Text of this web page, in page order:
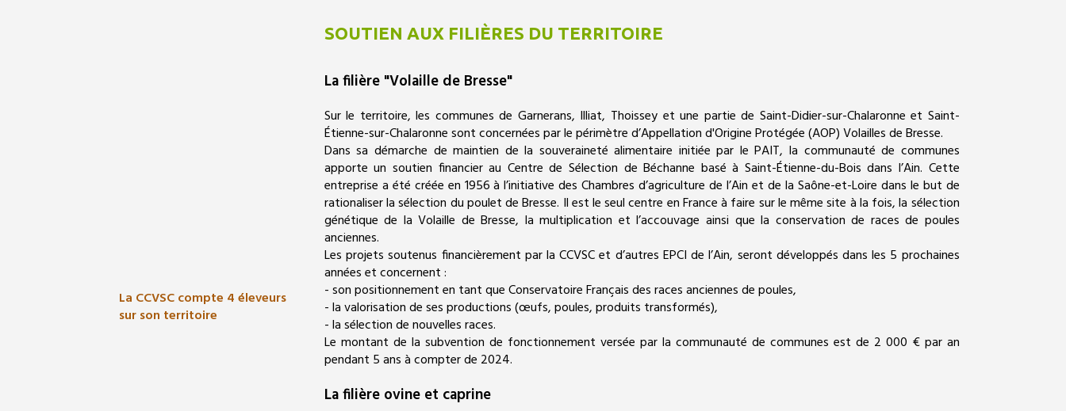
La CCVSC compte 4 éleveurs
sur son territoire
SOUTIEN AUX FILIÈRES DU TERRITOIRE
La filière "Volaille de Bresse"
Sur le territoire, les communes de Garnerans, Illiat, Thoissey et une partie de Saint-Didier-sur-Chalaronne et Saint-
Étienne-sur-Chalaronne sont concernées par le périmètre d’Appellation d'Origine Protégée (AOP) Volailles de Bresse.
Dans sa démarche de maintien de la souveraineté alimentaire initiée par le PAIT, la communauté de communes
apporte un soutien financier au Centre de Sélection de Béchanne basé à Saint-Étienne-du-Bois dans l’Ain. Cette
entreprise a été créée en 1956 à l’initiative des Chambres d’agriculture de l’Ain et de la Saône-et-Loire dans le but de
rationaliser la sélection du poulet de Bresse. Il est le seul centre en France à faire sur le même site à la fois, la sélection
génétique de la Volaille de Bresse, la multiplication et l’accouvage ainsi que la conservation de races de poules
anciennes.
Les projets soutenus financièrement par la CCVSC et d’autres EPCI de l’Ain, seront développés dans les 5 prochaines
années et concernent :
- son positionnement en tant que Conservatoire Français des races anciennes de poules,
- la valorisation de ses productions (œufs, poules, produits transformés),
- la sélection de nouvelles races.
Le montant de la subvention de fonctionnement versée par la communauté de communes est de 2 000 € par an
pendant 5 ans à compter de 2024.
La filière ovine et caprine